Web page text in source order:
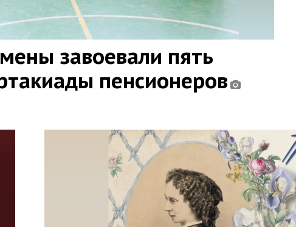
завоевали пять
пенсионеров